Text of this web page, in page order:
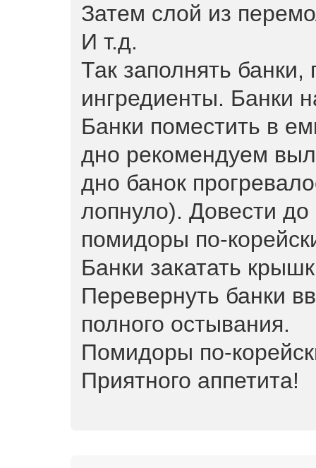
Затем слой из
И т.д.
Так заполнять банки,
ингредиенты. Банки
Банки поместить в
дно рекомендуем
дно банок
лопнуло). Довести
помидоры по-
Банки закатать
Перевернуть банки
полного остывания.
Помидоры по-
Приятного аппетита!